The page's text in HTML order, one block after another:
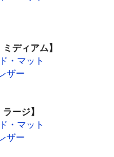
ディアム】
・マット
ザー
ージ】
・マット
ザー